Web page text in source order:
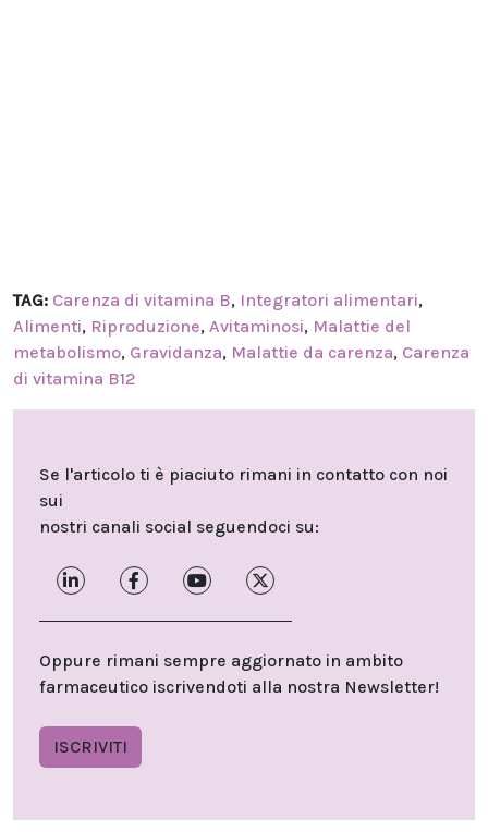
TAG: Carenza di vitamina B, Integratori alimentari,
Alimenti, Riproduzione, Avitaminosi, Malattie del
metabolismo, Gravidanza, Malattie da carenza, Carenza
di vitamina B12
Se l'articolo ti è piaciuto rimani in contatto con noi
sui
nostri canali social seguendoci su:
Oppure rimani sempre aggiornato in ambito
farmaceutico iscrivendoti alla nostra Newsletter!
ISCRIVITI